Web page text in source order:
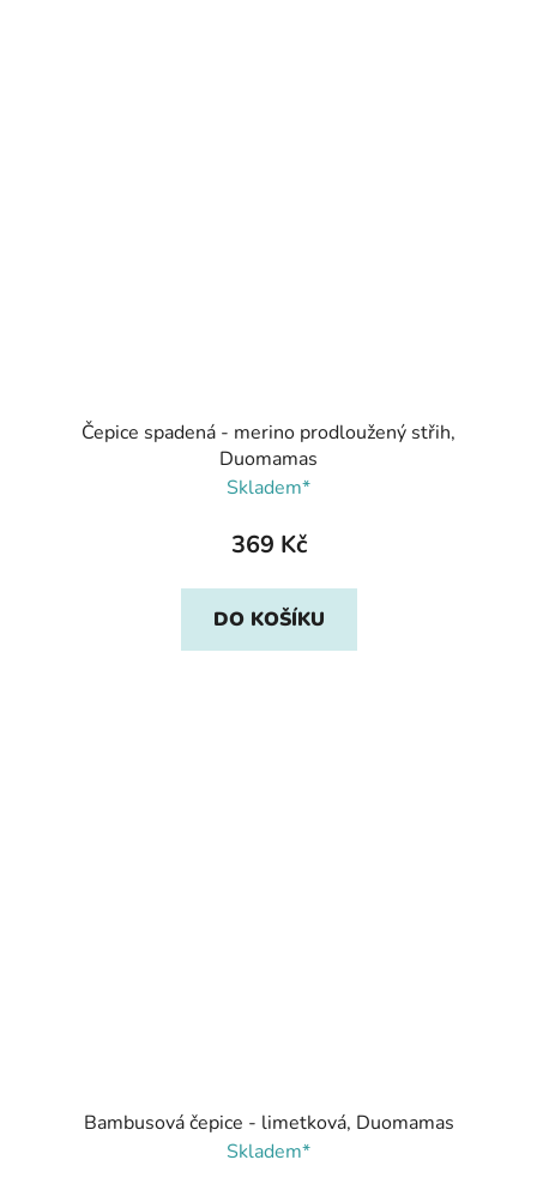
Čepice spadená - merino prodloužený střih,
Duomamas
Skladem*
369 Kč
DO KOŠÍKU
Bambusová čepice - limetková, Duomamas
Skladem*